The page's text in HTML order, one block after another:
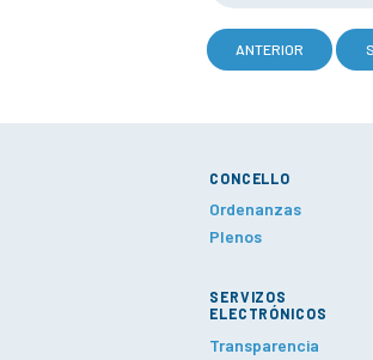
ANTERIOR
CONCELLO
Ordenanzas
Plenos
SERVIZOS
ELECTRÓNICOS
Transparencia